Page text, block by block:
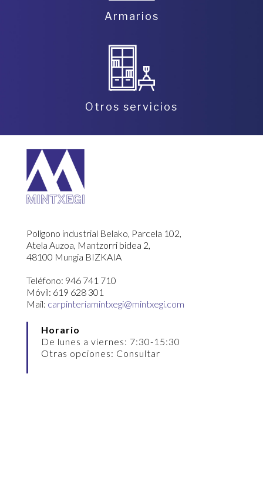
Armarios
Otros servicios
Polígono industrial Belako, Parcela 102,
Atela Auzoa, Mantzorri bidea 2,
48100 Mungia BIZKAIA
Teléfono: 946 741 710
Móvil: 619 628 301
Mail: carpinteriamintxegi@mintxegi.com
Horario
De lunes a viernes: 7:30-15:30
Otras opciones: Consultar